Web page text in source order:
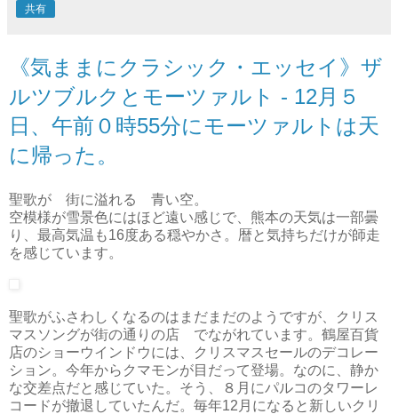
共有
《気ままにクラシック・エッセイ》ザ
ルツブルクとモーツァルト - 12月５
日、午前０時55分にモーツァルトは天
に帰った。
聖歌が 街に溢れる 青い空。
空模様が雪景色にはほど遠い感じで、熊本の天気は一部曇
り、最高気温も16度ある穏やかさ。暦と気持ちだけが師走
を感じています。
聖歌がふさわしくなるのはまだまだのようですが、クリス
マスソングが街の通りの店ゝでながれています。鶴屋百貨
店のショーウインドウには、クリスマスセールのデコレー
ション。今年からクマモンが目だって登場。なのに、静か
な交差点だと感じていた。そう、８月にパルコのタワーレ
コードが撤退していたんだ。毎年12月になると新しいクリ